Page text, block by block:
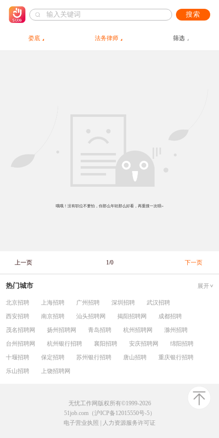
搜索
娄底 法务律师 筛选
哦哦！没有职位不要怕，你那么年轻那么好看，再重搜一次呗~
上一页 1/0 下一页
热门城市 展开
北京招聘 上海招聘 广州招聘 深圳招聘
武汉招聘
西安招聘
南京招聘 汕头招聘网 揭阳招聘网
成都招聘
茂名招聘网
扬州招聘网 青岛招聘 杭州招聘网
滁州招聘
台州招聘网
杭州银行招聘 襄阳招聘 安庆招聘网
绵阳招聘
十堰招聘
保定招聘 苏州银行招聘 唐山招聘
重庆银行招聘
乐山招聘
上饶招聘网
无忧工作网版权所有©1999-2026
51job.com（沪ICP备12015550号-5）
电子营业执照
人力资源服务许可证